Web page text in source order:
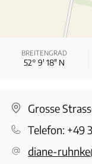
BREITENGRAD
52° 9′ 18″ N
Grosse
Telefon: +49
diane-